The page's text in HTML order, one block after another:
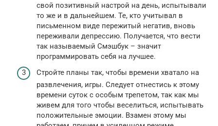
свой позитивный настрой на день, испытывали
то же и в дальнейшем. Те, кто учитывал в
письменном виде пережитый негатив, вновь
переживали депрессию. Получается, что вести
так называемый Смэшбук – значит
программировать себя на лучшее.
Стройте планы так, чтобы времени хватало на
развлечения, игры. Следует отнестись к этому
времени суток с особым трепетом, так как мы
живем для того чтобы веселиться, испытывать
положительные эмоции. Взамен этому мы